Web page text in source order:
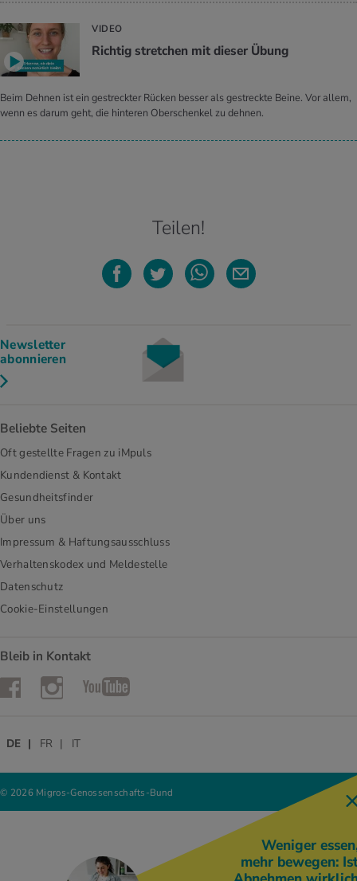
VIDEO
Richtig stretchen mit dieser Übung
Beim Dehnen ist ein gestreckter Rücken besser als gestreckte Beine. Vor allem,
wenn es darum geht, die hinteren Oberschenkel zu dehnen.
Teilen!
Newsletter
abonnieren
Beliebte Seiten
Oft gestellte Fragen zu iMpuls
Kundendienst & Kontakt
Gesundheitsfinder
Über uns
Impressum & Haftungsausschluss
Verhaltenskodex und Meldestelle
Datenschutz
Cookie-Einstellungen
Bleib in Kontakt
FacebookInstagramYouTube
© 2026 Migros-Genossenschafts-Bund
DE FR IT
Weniger
mehr bewegen: